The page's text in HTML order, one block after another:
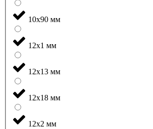
10x90 мм
12x1 мм
12x13 мм
12x18 мм
12x2 мм